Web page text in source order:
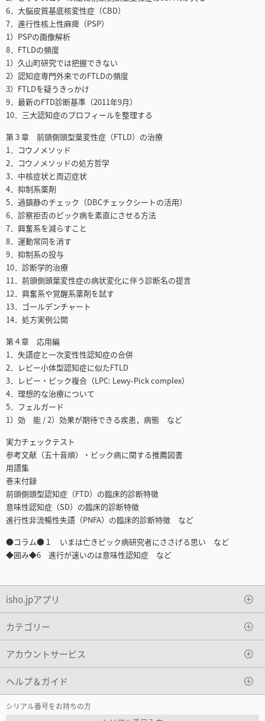
6．大脳皮質基底核変性症（CBD）
7．進行性核上性麻痺（PSP）
1）PSPの画像解析
8．FTLDの頻度
1）久山町研究では把握できない
2）認知症専門外来でのFTLDの頻度
3）FTLDを疑うきっかけ
9．最新のFTD診断基準（2011年9月）
10．三大認知症のプロフィールを整理する
第３章 前頭側頭型葉変性症（FTLD）の治療
1．コウノメソッド
2．コウノメソッドの処方哲学
3．中核症状と周辺症状
4．抑制系薬剤
5．過鎮静のチェック（DBCチェックシートの活用）
6．診察拒否のピック病を素直にさせる方法
7．興奮系を減らすこと
8．運動常同を消す
9．抑制系の投与
10．診断学的治療
11．前頭側頭葉変性症の病状変化に伴う診断名の提言
12．興奮系や覚醒系薬剤を試す
13．ゴールデンチャート
14．処方実例公開
第４章 応用編
1．失語症と一次変性性認知症の合併
2．レビー小体型認知症に似たFTLD
3．レビー・ピック複合（LPC: Lewy-Pick complex）
4．理想的な治療について
5．フェルガード
1）効 能 / 2）効果が期待できる疾患，病態 など
実力チェックテスト
参考文献（五十音順）・ピック病に関する推薦図書
用語集
巻末付録
前頭側頭型認知症（FTD）の臨床的診断特徴
意味性認知症（SD）の臨床的診断特徴
進行性非流暢性失語（PNFA）の臨床的診断特徴 など
●コラム●１ いまは亡きピック病研究者にささげる思い など
◆囲み◆6 進行が速いのは意味性認知症 など
isho.jpアプリ
カテゴリー
アカウントサービス
ヘルプ＆ガイド
シリアル番号をお持ちの方